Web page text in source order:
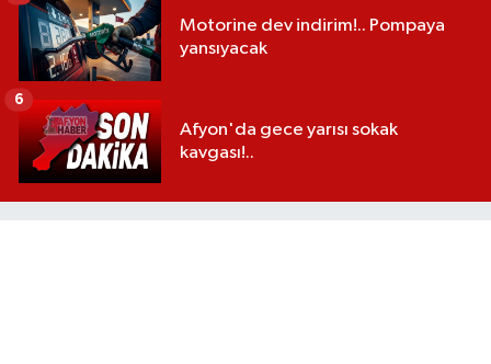
Motorine dev indirim!.. Pompaya
yansıyacak
Afyon'da gece yarısı sokak
kavgası!..
6